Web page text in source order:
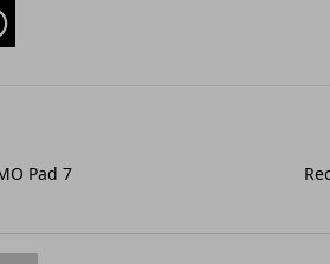
Pad 7